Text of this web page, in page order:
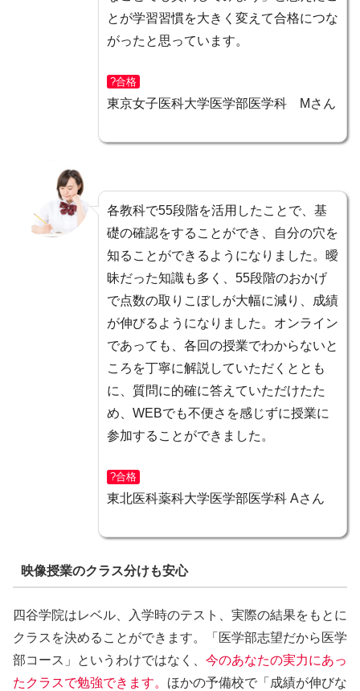
とが学習習慣を大きく変えて合格につな
がった と思っています。
?合格
東京女子医科大学医学部医学科 Mさん
各教科で55段階を活用したことで、基
礎の確認をすることができ、
自分の穴を
知ることができる ようになりました。曖
昧だった知識も多く、55段階のおかげ
で点数の取りこぼしが大幅に減り、成績
が伸びるようになりました。オンライン
であっても、各回の授業でわからないと
ころを丁寧に解説していただくととも
に、質問に的確に答えていただけたた
め、 WEBでも不便さを感じずに授業に
参加することができました。
?合格
東北医科薬科大学医学部医学科 Aさん
映像授業のクラス分けも安心
四谷学院はレベル、入学時のテスト、実際の結果をもとに
クラスを決めることができます。「医学部志望だから医学
部コース」というわけではなく、 今のあなたの実力にあっ
たクラスで勉強できます。 ほかの予備校で「成績が伸びな